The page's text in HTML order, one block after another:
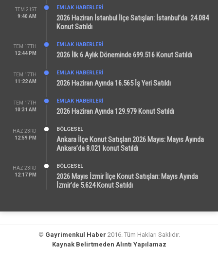
TEM 21ST
9:40 AM
EMLAK HABERLERI
2026 Haziran İstanbul İlçe Satışları: İstanbul’da 24.084
Konut Satıldı
TEM 17TH
12:44 PM
EMLAK HABERLERI
2026 İlk 6 Aylık Döneminde 699.516 Konut Satıldı
TEM 17TH
11:22 AM
EMLAK HABERLERI
2026 Haziran Ayında 16.565 İş Yeri Satıldı
TEM 17TH
10:31 AM
EMLAK HABERLERI
2026 Haziran Ayında 129.979 Konut Satıldı
HAZ 23RD
12:59 PM
BÖLGESEL
Ankara İlçe Konut Satışları 2026 Mayıs: Mayıs Ayında
Ankara’da 8.021 konut Satıldı
HAZ 23RD
12:17 PM
BÖLGESEL
2026 Mayıs İzmir İlçe Konut Satışları: Mayıs Ayında
İzmir’de 5.624 Konut Satıldı
© Gayrimenkul Haber 2016. Tüm Hakları Saklıdır.
Kaynak Belirtmeden Alıntı Yapılamaz